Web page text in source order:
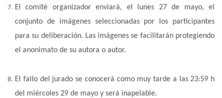
El comité organizador enviará, el lunes 27 de mayo, el
conjunto de imágenes seleccionadas por los participantes
para su deliberación. Las imágenes se facilitarán protegiendo
el anonimato de su autora o autor.
El fallo del jurado se conocerá como muy tarde a las 23:59 h
del miércoles 29 de mayo y será inapelable.